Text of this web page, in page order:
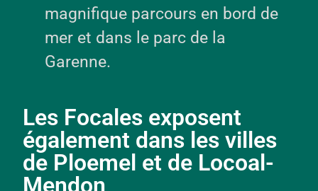
magnifique parcours en bord de
mer et dans le parc de la
Garenne.
Les Focales exposent
également dans les villes
de Ploemel et de Locoal-
Mendon